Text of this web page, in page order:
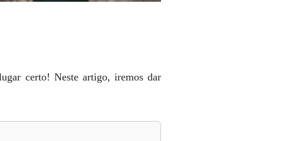
certo! Neste artigo, iremos dar